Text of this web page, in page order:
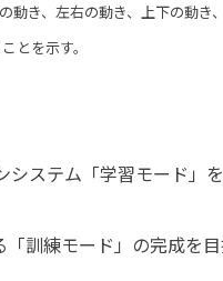
き、左右の動き、上下の動
とを示す。
ステム「学習モード」
訓練モード」の完成を目